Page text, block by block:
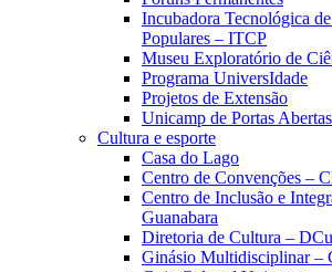
Incubadora Tecnológica
Populares – ITCP
Museu Exploratório de
Programa UniversIdade
Projetos de Extensão
Unicamp de Portas
Cultura e esporte
Casa do Lago
Centro de Convenções –
Centro de Inclusão e
Guanabara
Diretoria de Cultura –
Ginásio Multidisciplinar –